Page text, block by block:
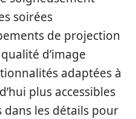
soirées
de projection
d’image
adaptées à
plus accessibles
dans les détails pour